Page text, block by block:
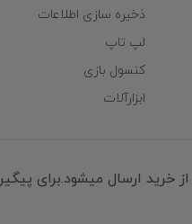
ذخیره سازی اطلاعات
لپ تاپ
کنسول بازی
ابزارآلات
بعد از خرید ارسال میشود.برای